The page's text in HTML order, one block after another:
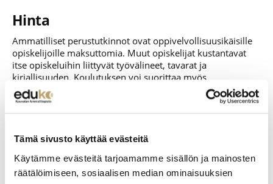
Tämä sivusto käyttää evästeitä
Käytämme evästeitä tarjoamamme sisällön ja mainosten
räätälöimiseen, sosiaalisen median ominaisuuksien
Hinta
Ammatilliset perustutkinnot ovat oppivelvollisuusikäisille
opiskelijoille maksuttomia. Muut opiskelijat kustantavat
itse opiskeluihin liittyvät työvälineet, tavarat ja
kirjallisuuden. Koulutuksen voi suorittaa myös
oppisopimuksella.
Yhteishaussa järjestettävä pääsykoe sisältää piirustus-
Kädentaidot ja avaruudellinen hahmottaminen (0-3 p)
Luovuus ja visuaalisuus (0-4 p)
Aloitteellisuus ja vastuullisuus (0-3 p)